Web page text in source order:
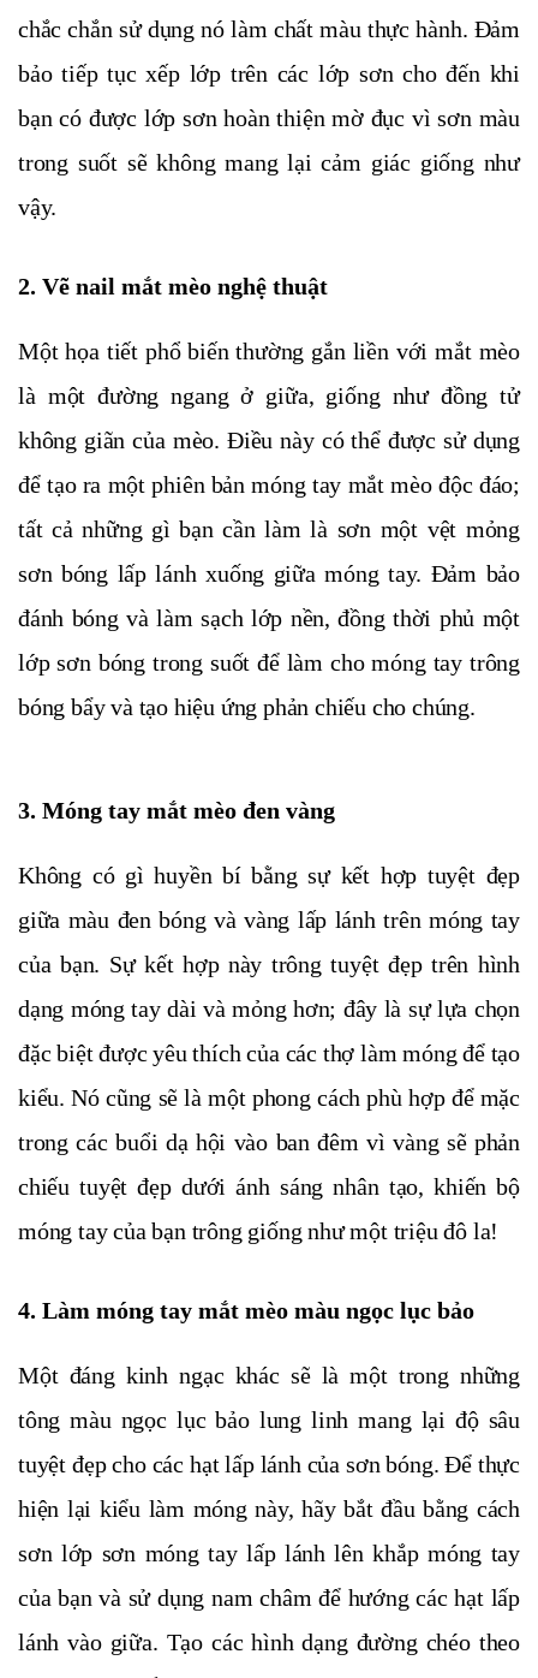
chắc chắn sử dụng nó làm chất màu thực hành. Đảm
bảo tiếp tục xếp lớp trên các lớp sơn cho đến khi
bạn có được lớp sơn hoàn thiện mờ đục vì sơn màu
trong suốt sẽ không mang lại cảm giác giống như
vậy.
2. Vẽ nail mắt mèo nghệ thuật
Một họa tiết phổ biến thường gắn liền với mắt mèo
là một đường ngang ở giữa, giống như đồng tử
không giãn của mèo. Điều này có thể được sử dụng
để tạo ra một phiên bản móng tay mắt mèo độc đáo;
tất cả những gì bạn cần làm là sơn một vệt mỏng
sơn bóng lấp lánh xuống giữa móng tay. Đảm bảo
đánh bóng và làm sạch lớp nền, đồng thời phủ một
lớp sơn bóng trong suốt để làm cho móng tay trông
bóng bẩy và tạo hiệu ứng phản chiếu cho chúng.
3. Móng tay mắt mèo đen vàng
Không có gì huyền bí bằng sự kết hợp tuyệt đẹp
giữa màu đen bóng và vàng lấp lánh trên móng tay
của bạn. Sự kết hợp này trông tuyệt đẹp trên hình
dạng móng tay dài và mỏng hơn; đây là sự lựa chọn
đặc biệt được yêu thích của các thợ làm móng để tạo
kiểu. Nó cũng sẽ là một phong cách phù hợp để mặc
trong các buổi dạ hội vào ban đêm vì vàng sẽ phản
chiếu tuyệt đẹp dưới ánh sáng nhân tạo, khiến bộ
móng tay của bạn trông giống như một triệu đô la!
4. Làm móng tay mắt mèo màu ngọc lục bảo
Một đáng kinh ngạc khác sẽ là một trong những
tông màu ngọc lục bảo lung linh mang lại độ sâu
tuyệt đẹp cho các hạt lấp lánh của sơn bóng. Để thực
hiện lại kiểu làm móng này, hãy bắt đầu bằng cách
sơn lớp sơn móng tay lấp lánh lên khắp móng tay
của bạn và sử dụng nam châm để hướng các hạt lấp
lánh vào giữa. Tạo các hình dạng đường chéo theo